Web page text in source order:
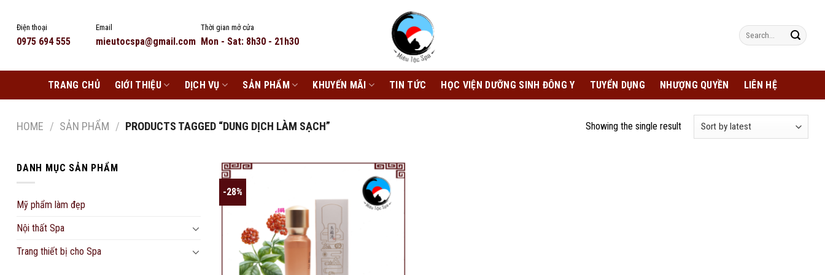
content
Điện thoại
0975 694 555
Email
mieutocspa@gmail.com
Thời gian mở cửa
Mon - Sat: 8h30 - 21h30
Search
for:
TRANG CHỦ GIỚI THIỆU DỊCH VỤ SẢN PHẨM KHUYẾN MÃI TIN TỨC HỌC VIỆN DƯỠNG SINH ĐÔNG Y TUYỂN DỤNG NHƯỢNG QUYỀN LIÊN HỆ
HOME / SẢN PHẨM / PRODUCTS TAGGED “DUNG DỊCH LÀM SẠCH” Showing the single result
DANH MỤC SẢN PHẨM
Mỹ phẩm làm đẹp
Nội thất Spa
Trang thiết bị cho Spa
-28%